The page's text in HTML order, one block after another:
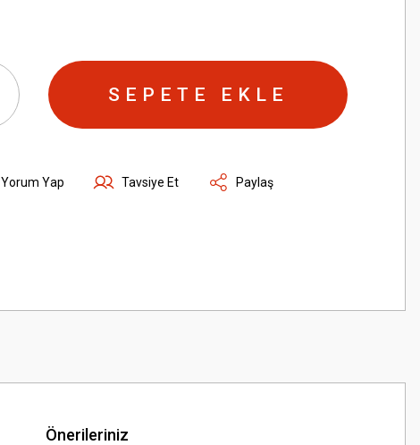
SEPETE EKLE
Yorum Yap Tavsiye Et Paylaş
Önerileriniz